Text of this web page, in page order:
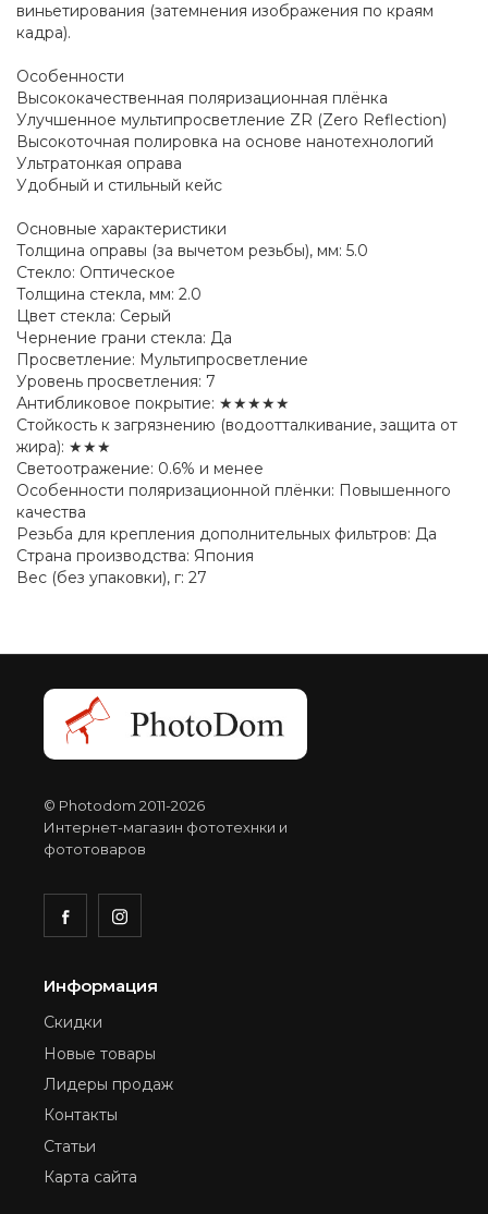
виньетирования (затемнения изображения по краям
кадра).
Особенности
Высококачественная поляризационная плёнка
Улучшенное мультипросветление ZR (Zero Reflection)
Высокоточная полировка на основе нанотехнологий
Ультратонкая оправа
Удобный и стильный кейс
Основные характеристики
Толщина оправы (за вычетом резьбы), мм: 5.0
Стекло: Оптическое
Толщина стекла, мм: 2.0
Цвет стекла: Серый
Чернение грани стекла: Да
Просветление: Мультипросветление
Уровень просветления: 7
Антибликовое покрытие: ★★★★★
Стойкость к загрязнению (водоотталкивание, защита от
жира): ★★★
Светоотражение: 0.6% и менее
Особенности поляризационной плёнки: Повышенного
качества
Резьба для крепления дополнительных фильтров: Да
Страна производства: Япония
Вес (без упаковки), г: 27
© Photodom 2011-2026
Интернет-магазин фототехнки и
фототоваров
Информация
Скидки
Новые товары
Лидеры продаж
Контакты
Статьи
Карта сайта